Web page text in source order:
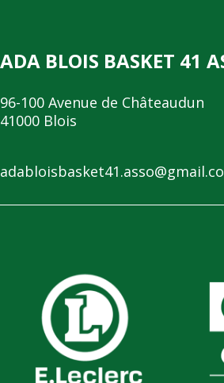
ADA BLOIS BASKET 41
96-100 Avenue de Châteaudun
41000 Blois